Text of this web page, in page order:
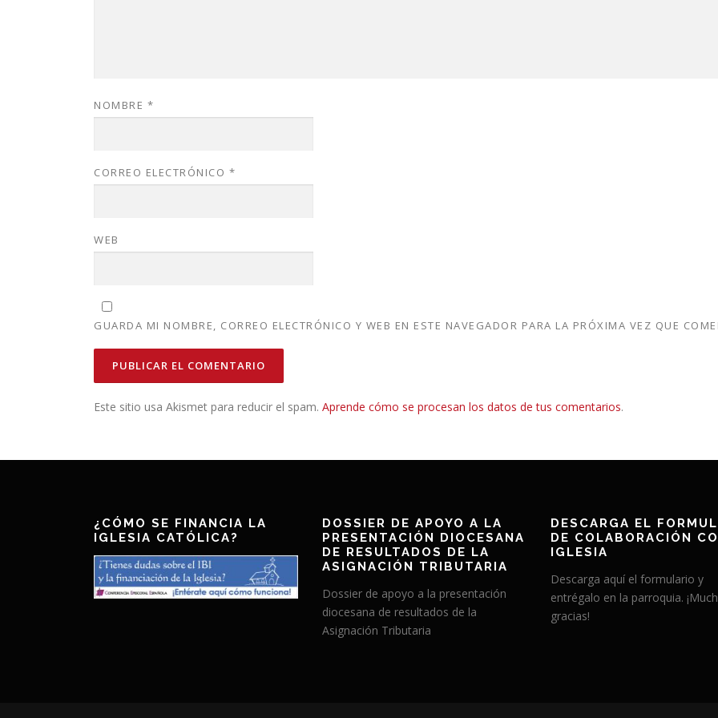
NOMBRE *
CORREO ELECTRÓNICO *
WEB
GUARDA MI NOMBRE, CORREO ELECTRÓNICO Y WEB EN ESTE NAVEGADOR PARA LA PRÓXIMA VEZ QUE
Este sitio usa Akismet para reducir el spam. Aprende cómo se procesan los datos de tus comentarios.
¿CÓMO SE FINANCIA LA
IGLESIA CATÓLICA?
DOSSIER DE APOYO A LA
PRESENTACIÓN DIOCESANA
DE RESULTADOS DE LA
ASIGNACIÓN TRIBUTARIA
Dossier de apoyo a la presentación
diocesana de resultados de la
Asignación Tributaria
DESCARGA EL
DE COLABORACIÓN
IGLESIA
Descarga aquí el formulario y
entrégalo en la parroquia.
gracias!